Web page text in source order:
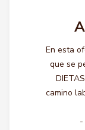
En esta
que se
camino
-